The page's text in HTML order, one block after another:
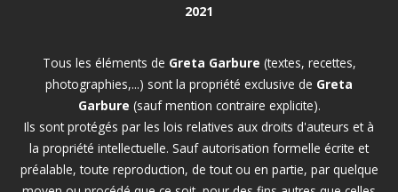
2021
Tous les éléments de Greta Garbure (textes, recettes,
photographies,...) sont la propriété exclusive de Greta
Garbure (sauf mention contraire explicite).
Ils sont protégés par les lois relatives aux droits d'auteurs et à
la propriété intellectuelle. Sauf autorisation formelle écrite et
préalable, toute reproduction, de tout ou en partie, par quelque